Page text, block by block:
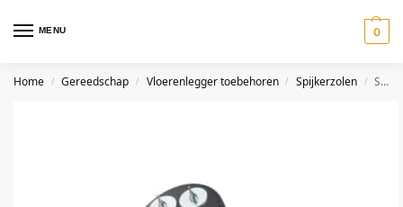
MENU 0
Home / Gereedschap / Vloerenlegger toebehoren / Spijkerzolen / Spijkerschoenen Spiky